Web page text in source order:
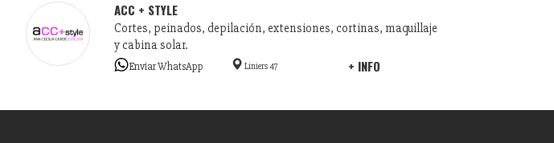
ACC + STYLE
Cortes, peinados, depilación, extensiones, cortinas, maquillaje
y cabina solar.
Enviar WhatsApp Liniers 47 + INFO